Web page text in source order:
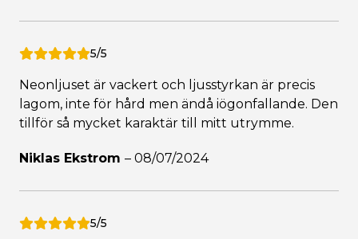
5/5
Neonljuset är vackert och ljusstyrkan är precis
lagom, inte för hård men ändå iögonfallande. Den
tillför så mycket karaktär till mitt utrymme.
Niklas Ekstrom – 08/07/2024
5/5